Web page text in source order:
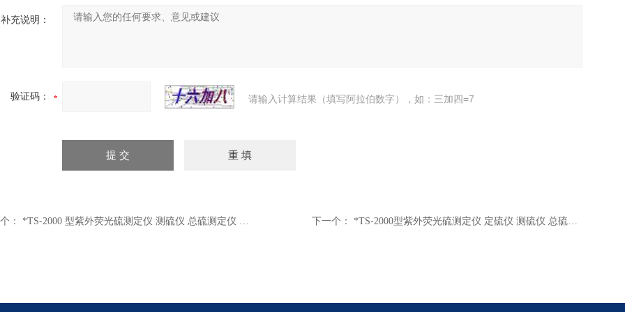
补充说明：
验证码： 请输入计算结果（填写阿拉伯数字），如：三加四=7
： *TS-2000 型紫外荧光硫测定仪 测硫仪 总硫测定仪 紫外荧光 下一个： *TS-2000型紫外荧光硫测定仪 定硫仪 测硫仪 总硫测定仪 紫外荧光